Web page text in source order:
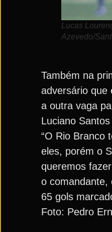
Lucas
Azevedo/
Também na
adversário que
a outra vaga
Luciano
“O Rio Branco
eles, porém o
queremos
o comandante,
65 gols
Foto: Pedro